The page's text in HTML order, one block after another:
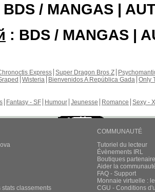
/ MANGAS |
: BDS / MANGAS |
Express Super Dragon Bros Z
Wisteria Bienvenidos A República Gada Only
Fantasy - SF Humour Jeunesse Romance Sexy -
classements
COMMUNAUTÉ
Tutoriel du lecteur
Évènements IRL
Boutiques
Aider la
FAQ - Support
Monnaie virtuelle :
CGU - Conditions